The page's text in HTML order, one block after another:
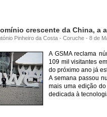
crescente da China, a
Pinheiro da Costa - Coruche - 8 de
A GSMA reclama
109 mil visitantes
do próximo ano já
A semana passou
mais uma edição
dedicada à